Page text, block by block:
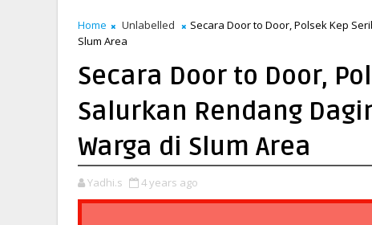
Home Unlabelled
Secara Door to Door, Polsek Kep
Slum Area
Secara Door to Door,
Salurkan Rendang
Warga di Slum Area
Yadhi.s 4 years ago